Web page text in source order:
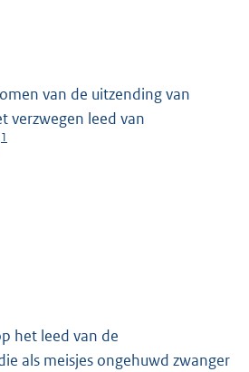
van de uitzending van
verzwegen leed van
1
het leed van de
als meisjes ongehuwd zwanger